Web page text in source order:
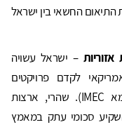
החשאי בין ישראל
אזוריות – ישראל עשויה
לקדם פרויקטים
כלכליים-טכנולוגיים משותפים (לדוגמא IMEC). שהרי, ארצות
סכומי עתק במאמץ